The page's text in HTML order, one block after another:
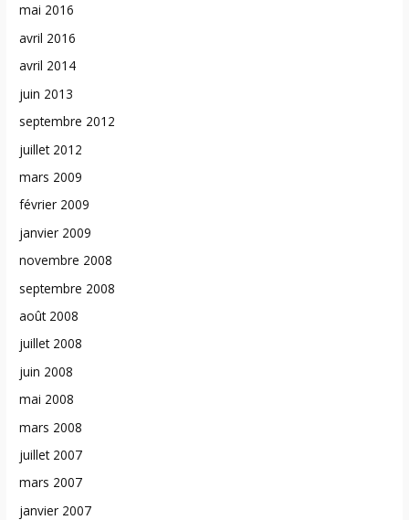
mai 2016
avril 2016
avril 2014
juin 2013
septembre 2012
juillet 2012
mars 2009
février 2009
janvier 2009
novembre 2008
septembre 2008
août 2008
juillet 2008
juin 2008
mai 2008
mars 2008
juillet 2007
mars 2007
janvier 2007